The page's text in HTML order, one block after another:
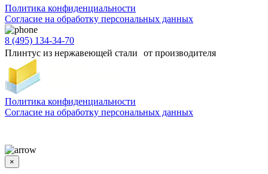
Политика конфиденциальности
Согласиe на обработку персональных данных
8 (495) 134-34-70
Плинтус из нержавеющей стали от производителя
Политика конфиденциальности
Согласиe на обработку персональных данных
×